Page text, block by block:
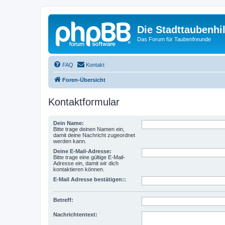
Die
Das Forum für Taubenfreunde
FAQ Kontakt
Foren-Übersicht
Kontaktformular
Dein Name:
Bitte trage deinen Namen ein,
damit deine Nachricht zugeordnet
werden kann.
Deine E-Mail-Adresse:
Bitte trage eine gültige E-Mail-
Adresse ein, damit wir dich
kontaktieren können.
E-Mail Adresse bestätigen::
Betreff:
Nachrichtentext: